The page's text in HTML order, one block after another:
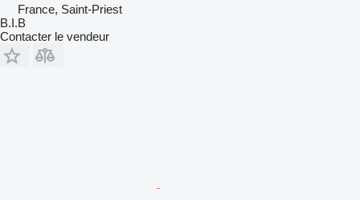
France, Saint-Priest
B.I.B
Contacter le vendeur